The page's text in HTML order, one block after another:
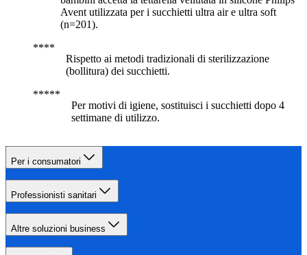
Avent utilizzata per i succhietti ultra air e ultra soft
(n=201).
Rispetto ai metodi tradizionali di sterilizzazione
(bollitura) dei succhietti.
Per motivi di igiene, sostituisci i succhietti dopo 4
settimane di utilizzo.
Per i consumatori
Professionisti sanitari
Altre soluzioni business